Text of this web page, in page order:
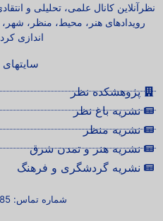
نظرآنلاین کانال علمی، تحلیلی و
رویدادهای هنر، محیط، منظر،
اندازی
پژوهشکده نظر
نشریه باغ نظر
نشریه منظر
نشریه هنر و تمدن شرق
نشریه گردشگری و فرهنگ
شماره تماس: 66435985-021